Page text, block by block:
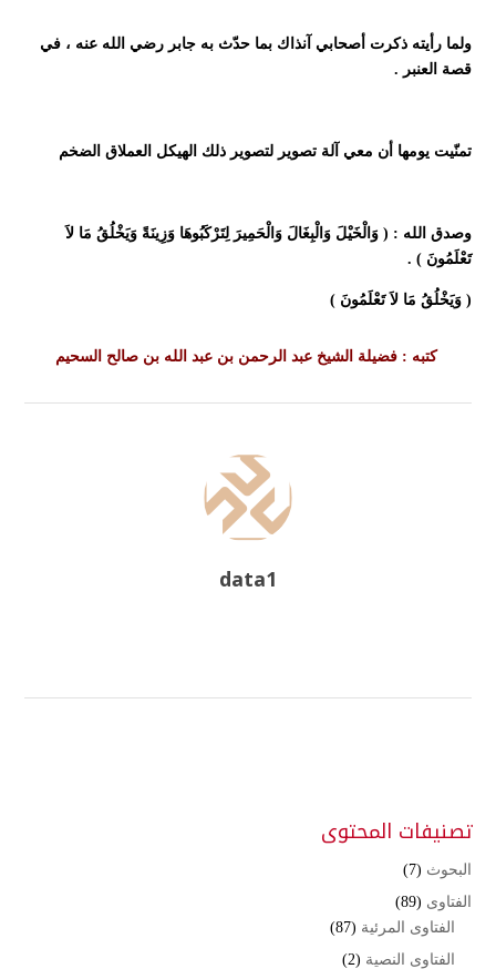
ولما رأيته ذكرت أصحابي آنذاك بما حدّث به جابر رضي الله عنه ، في
قصة العنبر .
تمنّيت يومها أن معي آلة تصوير لتصوير ذلك الهيكل العملاق الضخم
وصدق الله : ( وَالْخَيْلَ وَالْبِغَالَ وَالْحَمِيرَ لِتَرْكَبُوهَا وَزِينَةً وَيَخْلُقُ مَا لاَ
تَعْلَمُونَ ) .
( وَيَخْلُقُ مَا لاَ تَعْلَمُونَ )
كتبه : فضيلة الشيخ عبد الرحمن بن عبد الله بن صالح السحيم
data1
تصنيفات المحتوى
البحوث (7)
الفتاوى (89)
الفتاوى المرئية (87)
الفتاوى النصية (2)